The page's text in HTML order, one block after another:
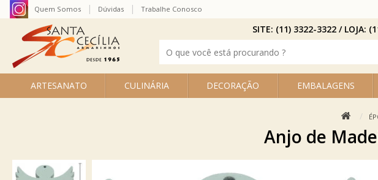
ARTESANATO CULINÁRIA DECORAÇÃO EMBALAGENS
Quem Somos Dúvidas Trabalhe Conosco
SITE: (11) 3322-3322 / LOJA:
Anjo de